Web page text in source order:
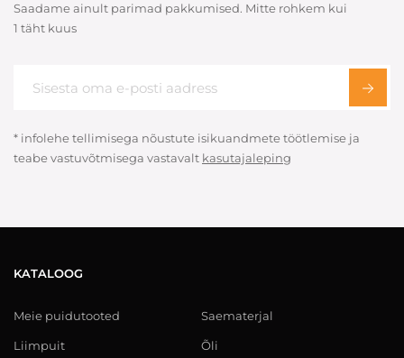
Saadame ainult parimad pakkumised. Mitte rohkem kui
1 täht kuus
* infolehe tellimisega nõustute isikuandmete töötlemise ja
teabe vastuvõtmisega vastavalt kasutajaleping
KATALOOG
Meie puidutooted
Liimpuit
Saematerjal
Õli